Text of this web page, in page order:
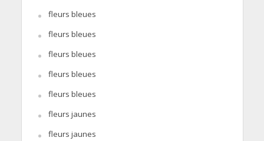
fleurs bleues
fleurs bleues
fleurs bleues
fleurs bleues
fleurs bleues
fleurs jaunes
fleurs jaunes